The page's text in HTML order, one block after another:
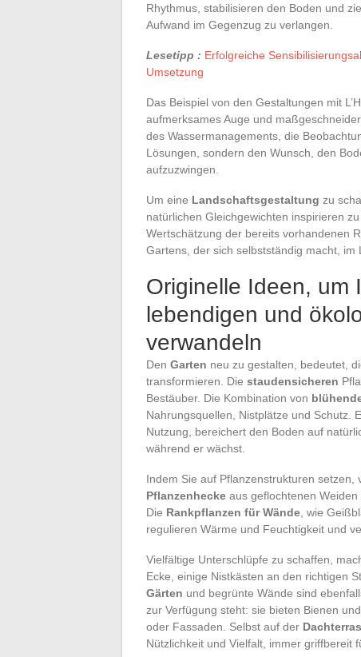
Rhythmus, stabilisieren den Boden und
Aufwand im Gegenzug zu verlangen.
Lesetipp : Erfolgreiche
Umsetzung
Das Beispiel von den Gestaltungen mit
aufmerksames Auge und
des Wassermanagements, die
Lösungen, sondern den Wunsch, den
aufzuzwingen.
Um eine Landschaftsgestaltung zu
natürlichen Gleichgewichten inspirieren
Wertschätzung der bereits vorhandenen
Gartens, der sich selbstständig macht, im
Originelle Ideen, um
lebendigen und
verwandeln
Den Garten neu zu gestalten, bedeutet,
transformieren. Die staudensicheren
Bestäuber. Die Kombination von
Nahrungsquellen, Nistplätze und Schutz.
Nutzung, bereichert den Boden auf
während er wächst.
Indem Sie auf Pflanzenstrukturen
Pflanzenhecke aus geflochtenen
Die Rankpflanzen für Wände , wie
regulieren Wärme und Feuchtigkeit und
Vielfältige Unterschlüpfe zu schaffen,
Ecke, einige Nistkästen an den richtigen
Gärten und begrünte Wände sind
zur Verfügung steht: sie bieten Bienen
oder Fassaden. Selbst auf der
Nützlichkeit und Vielfalt, immer griffbereit